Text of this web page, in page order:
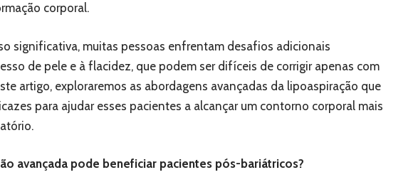
corporal.
significativa, muitas pessoas enfrentam desafios adicionais
de pele e à flacidez, que podem ser difíceis de corrigir apenas com
artigo, exploraremos as abordagens avançadas da lipoaspiração que
para ajudar esses pacientes a alcançar um contorno corporal mais
avançada pode beneficiar pacientes pós-bariátricos?